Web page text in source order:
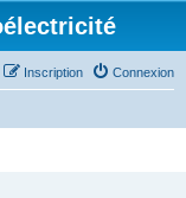
Connexion
Inscription